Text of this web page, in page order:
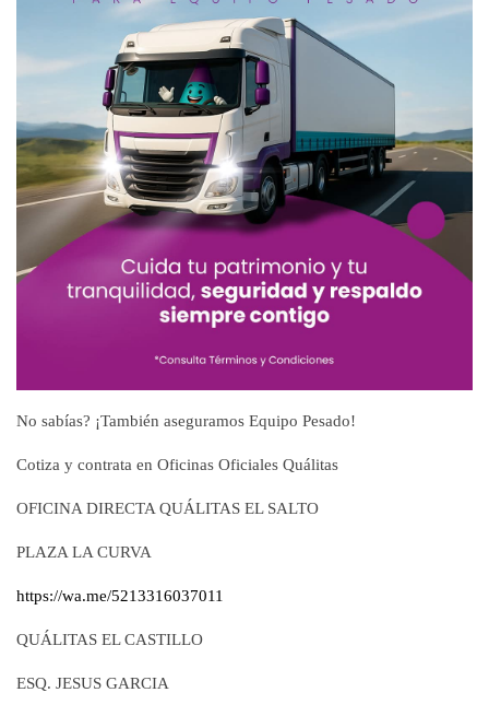
No sabías? ¡También aseguramos Equipo Pesado!
Cotiza y contrata en Oficinas Oficiales Quálitas
OFICINA DIRECTA QUÁLITAS EL SALTO
PLAZA LA CURVA
https://wa.me/5213316037011
QUÁLITAS EL CASTILLO
ESQ. JESUS GARCIA